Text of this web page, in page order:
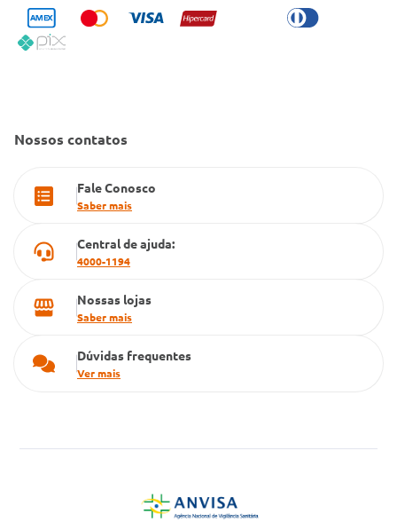
Código de Conduta
Política de Reembolso
Condeclin
Convênio Conlife
Cartão Grupo Conde
Nossos contatos
Fale Conosco
Saber mais
Central de ajuda:
4000-1194
Nossas lojas
Saber mais
Dúvidas frequentes
Ver mais